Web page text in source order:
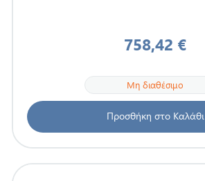
758,42 €
Μη διαθέσιμο
Προσθήκη στο Καλάθι